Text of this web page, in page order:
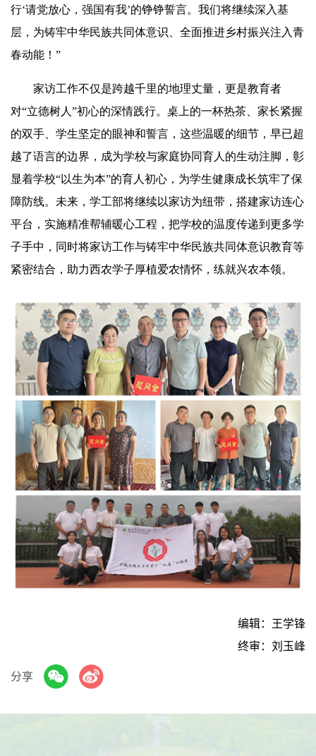
行‘请党放心，强国有我’的铮铮誓言。我们将继续深入基
层，为铸牢中华民族共同体意识、全面推进乡村振兴注入青
春动能！”
家访工作不仅是跨越千里的地理丈量，更是教育者
对“立德树人”初心的深情践行。桌上的一杯热茶、家长紧握
的双手、学生坚定的眼神和誓言，这些温暖的细节，早已超
越了语言的边界，成为学校与家庭协同育人的生动注脚，彰
显着学校“以生为本”的育人初心，为学生健康成长筑牢了保
障防线。未来，学工部将继续以家访为纽带，搭建家访连心
平台，实施精准帮辅暖心工程，把学校的温度传递到更多学
子手中，同时将家访工作与铸牢中华民族共同体意识教育等
紧密结合，助力西农学子厚植爱农情怀，练就兴农本领。
编辑：王学锋
终审：刘玉峰
分享